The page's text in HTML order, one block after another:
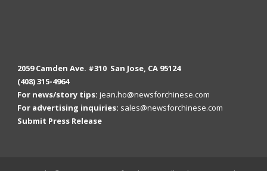
2059 Camden Ave. #310 San Jose, CA 95124
(408) 315-4964
For news/story tips: jean.ho@newsforchinese.com
For advertising inquiries: sales@newsforchinese.com
Submit Press Release